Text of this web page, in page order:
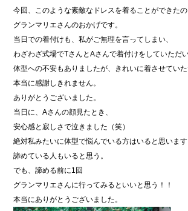
今回、このような素敵なドレスを着ることができたの
グランマリエさんのおかげです。
当日での着付けも、私がご無理を言ってしまい、
わざわざ式場でTさんとAさんで着付けをしていただい
体型への不安もありましたが、きれいに着させていた
本当に感謝しきれません。
ありがとうございました。
当日に、Aさんの顔見たとき、
安心感と寂しさで泣きました（笑）
絶対私みたいに体型で悩んでいる方はいると思います
諦めている人もいると思う。
でも、諦める前に1回
グランマリエさんに行ってみるといいと思う！！
本当にありがとうございました。